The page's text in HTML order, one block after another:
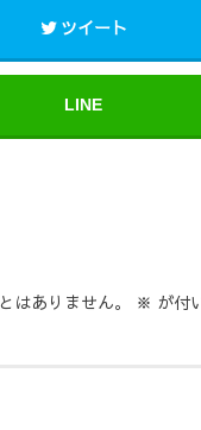
ツイート
LINE
はありません。 ※ が付